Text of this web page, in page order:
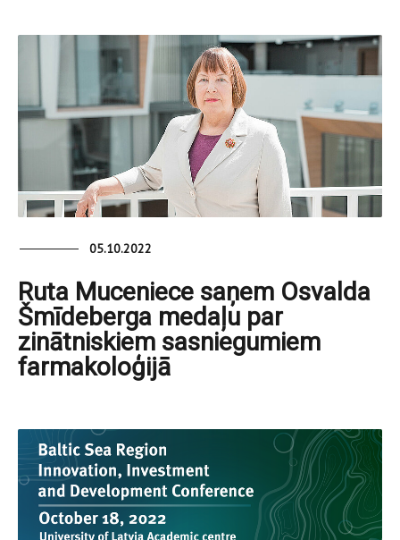
05.10.2022
Ruta Muceniece saņem Osvalda
Šmīdeberga medaļu par
zinātniskiem sasniegumiem
farmakoloģijā